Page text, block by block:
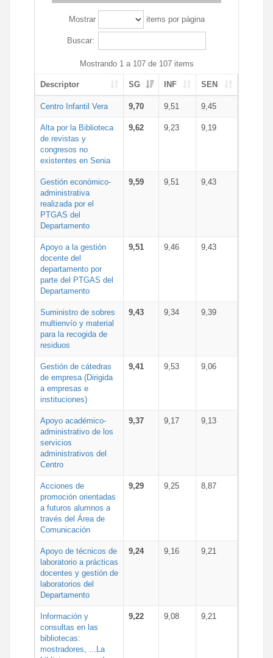
Mostrar items por página
Buscar:
Mostrando 1 a 107 de 107 items
Descriptor SG INF SEN
Centro Infantil Vera 9,70 9,51 9,45
Alta por la Biblioteca
de revistas y
congresos no
existentes en Senia
9,62 9,23 9,19
Gestión económico-
administrativa
realizada por el
PTGAS del
Departamento
9,59 9,51 9,43
Apoyo a la gestión
docente del
departamento por
parte del PTGAS del
Departamento
9,51 9,46 9,43
Suministro de sobres
multienvío y material
para la recogida de
residuos
9,43 9,34 9,39
Gestión de cátedras
de empresa (Dirigida
a empresas e
instituciones)
9,41 9,53 9,06
Apoyo académico-
administrativo de los
servicios
administrativos del
Centro
9,37 9,17 9,13
Acciones de
promoción orientadas
a futuros alumnos a
través del Área de
Comunicación
9,29 9,25 8,87
Apoyo de técnicos de
laboratorio a prácticas
docentes y gestión de
laboratorios del
Departamento
9,24 9,16 9,21
Información y
consultas en las
bibliotecas:
mostradores, ...La
9,22 9,08 9,21